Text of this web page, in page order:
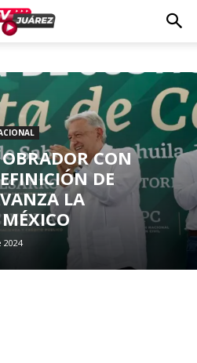
CON
DE
LA
2024